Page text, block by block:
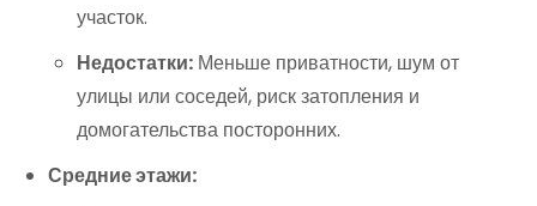
участок.
Недостатки: Меньше приватности, шум от
улицы или соседей, риск затопления и
домогательства посторонних.
Средние этажи: